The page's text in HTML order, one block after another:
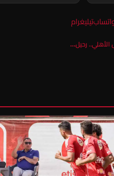
تيليغرام
الأهلي.. رحيل…